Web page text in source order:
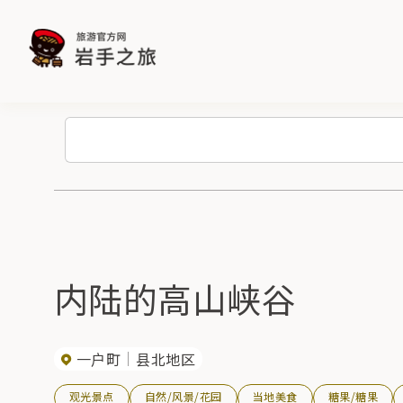
内陆的高山峡谷
一户町 县北地区
观光景点 自然/风景/花园 当地美食 糖果/糖果